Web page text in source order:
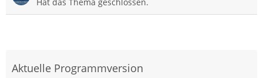
Hat das Thema geschlossen.
Aktuelle Programmversion